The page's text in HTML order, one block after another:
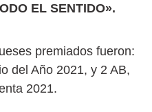
EL SENTIDO».
premiados fueron:
del Año 2021, y 2 AB,
2021.